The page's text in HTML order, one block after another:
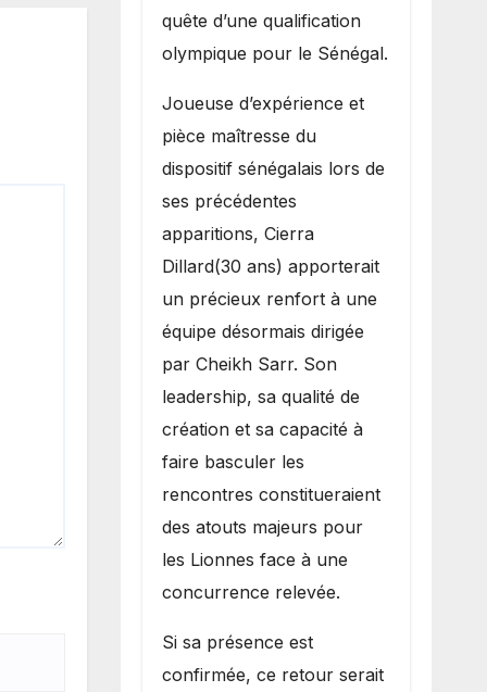
quête d’une qualification
olympique pour le Sénégal.
Joueuse d’expérience et
pièce maîtresse du
dispositif sénégalais lors de
ses précédentes
apparitions, Cierra
Dillard(30 ans) apporterait
un précieux renfort à une
équipe désormais dirigée
par Cheikh Sarr. Son
leadership, sa qualité de
création et sa capacité à
faire basculer les
rencontres constitueraient
des atouts majeurs pour
les Lionnes face à une
concurrence relevée.
Si sa présence est
confirmée, ce retour serait